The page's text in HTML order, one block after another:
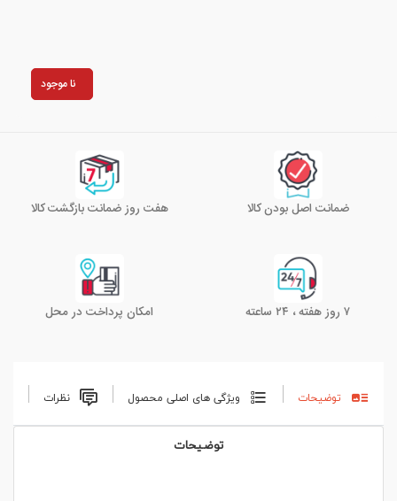
نا موجود
ضمانت اصل بودن کالا هفت روز ضمانت بازگشت کالا
۷ روز هفته ، ۲۴ ساعته امکان پرداخت در محل
توضیحات ویژگی های اصلی محصول نظرات
توضیحات